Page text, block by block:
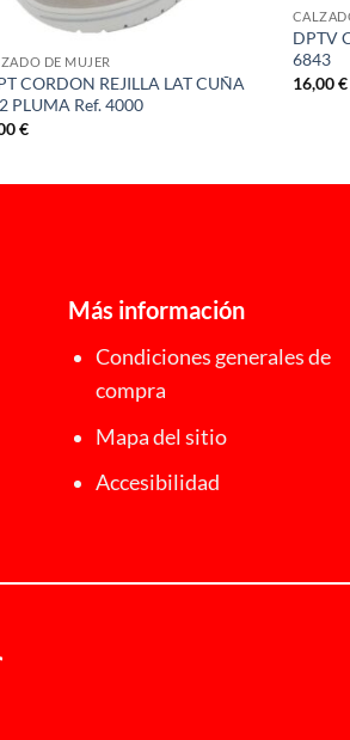
DE MUJER
CORDON REJILLA LAT CUÑA
PLUMA Ref. 4000
€
DPTV
6843
16,00€
Más información
Condiciones generales de
compra
Mapa del sitio
Accesibilidad